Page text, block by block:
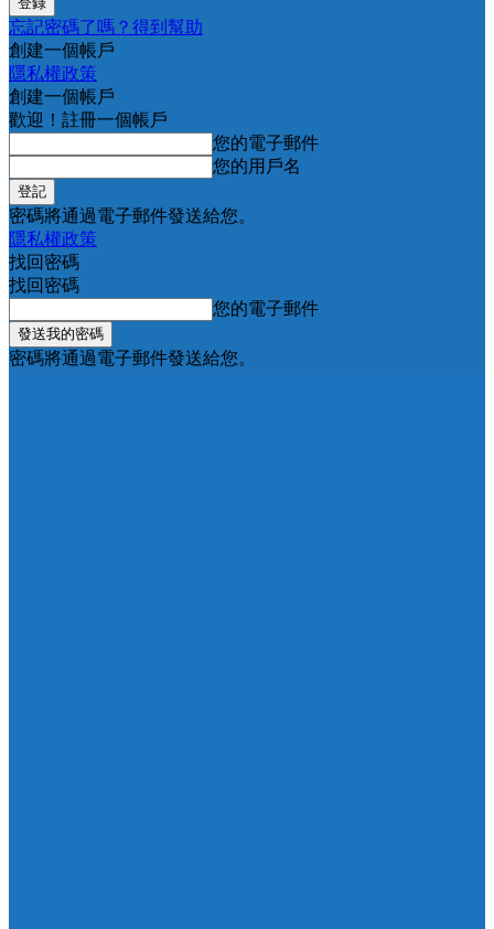
忘記密碼了嗎？得到幫助
創建一個帳戶
隱私權政策
創建一個帳戶
歡迎！註冊一個帳戶
您的電子郵件
您的用戶名
密碼將通過電子郵件發送給您。
隱私權政策
找回密碼
找回密碼
您的電子郵件
密碼將通過電子郵件發送給您。